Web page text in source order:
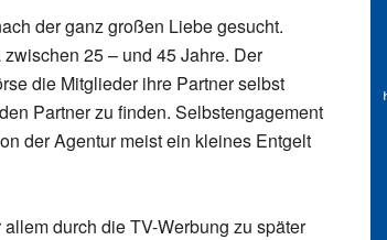
der ganz großen Liebe gesucht.
25 – und 45 Jahre. Der
die Mitglieder ihre Partner selbst
Partner zu finden. Selbstengagement
der Agentur meist ein kleines Entgelt
durch die TV-Werbung zu später